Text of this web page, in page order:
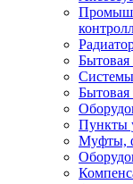
Бытовая
Бытовая
Пункты
Муфты,